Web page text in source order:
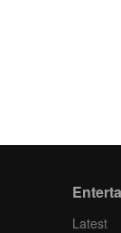
Latest